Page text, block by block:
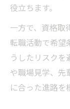
役立ちます。
一方で、資格取
転職活動で希望
うしたリスク
や職場見学、先
に合った進路を